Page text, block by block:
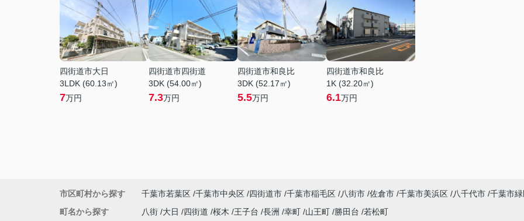
四街道市大日
3LDK (60.13㎡)
7万円
四街道市四街道
3DK (54.00㎡)
7.3万円
四街道市和良比
3DK (52.17㎡)
5.5万円
四街道市和良比
1K (32.20㎡)
6.1万円
市区町村から探す 千葉市若葉区 千葉市中央区 四街道市 千葉市稲毛区 八街市 佐倉市 千葉市美浜区 八千代市 千葉市
町名から探す
八街 大日 四街道 桜木 王子台 長洲 幸町 山王町 勝田台 若松町